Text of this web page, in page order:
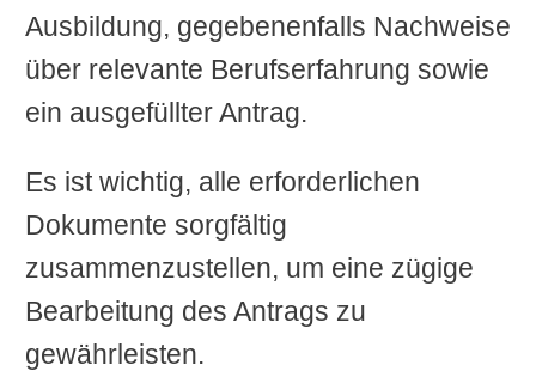
Ausbildung, gegebenenfalls Nachweise
über relevante Berufserfahrung sowie
ein ausgefüllter Antrag.
Es ist wichtig, alle erforderlichen
Dokumente sorgfältig
zusammenzustellen, um eine zügige
Bearbeitung des Antrags zu
gewährleisten.